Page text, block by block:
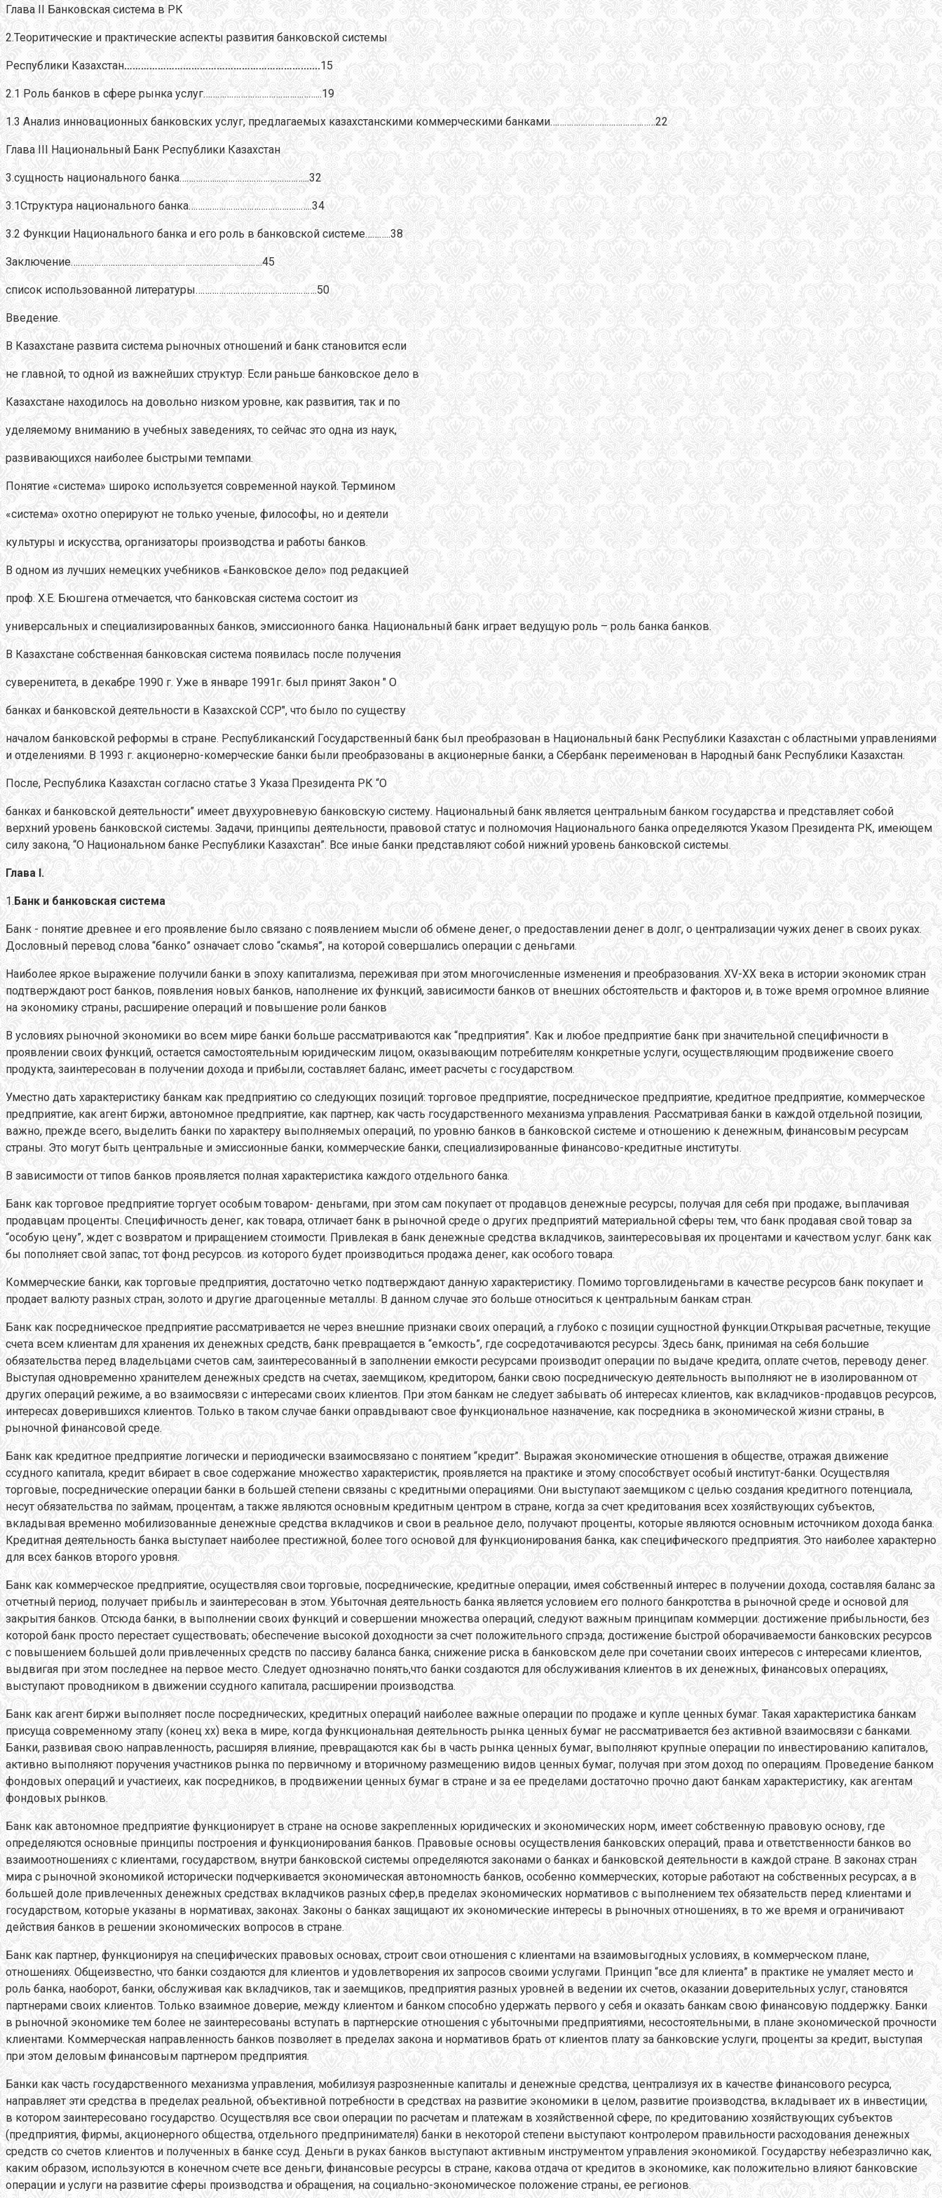
Глава II Банковская система в РК
2.Теоритические и практические аспекты развития банковской системы
Республики Казахстан……………………………………………………….......15
2.1 Роль банков в сфере рынка услуг…………………………………………...19
1.3 Анализ инновационных банковских услуг, предлагаемых казахстанскими коммерческими банками………………………………………22
Глава III Национальный Банк Республики Казахстан
3.сущность национального банка……………..………………………………...32
3.1Структура национального банка……………………………………………..34
3.2 Функции Национального банка и его роль в банковской системе………..38
Заключение……………………………………………………………………….45
список использованной литературы…………………………………………….50
Введение.
В Казахстане развита система рыночных отношений и банк становится если
не главной, то одной из важнейших структур. Если раньше банковское дело в
Казахстане находилось на довольно низком уровне, как развития, так и по
уделяемому вниманию в учебных заведениях, то сейчас это одна из наук,
развивающихся наиболее быстрыми темпами.
Понятие «система» широко используется современной наукой. Термином
«система» охотно оперируют не только ученые, философы, но и деятели
культуры и искусства, организаторы производства и работы банков.
В одном из лучших немецких учебников «Банковское дело» под редакцией
проф. Х.Е. Бюшгена отмечается, что банковская система состоит из
универсальных и специализированных банков, эмиссионного банка. Национальный банк играет ведущую роль – роль банка банков.
В Казахстане собственная банковская система появилась после получения
суверенитета, в декабре 1990 г. Уже в январе 1991г. был принят Закон " О
банках и банковской деятельности в Казахской ССР", что было по существу
началом банковской реформы в стране. Республиканский Государственный банк был преобразован в Национальный банк Республики Казахстан с областными управлениями
и отделениями. В 1993 г. акционерно-комерческие банки были преобразованы в акционерные банки, а Сбербанк переименован в Народный банк Республики Казахстан.
После, Республика Казахстан согласно статье 3 Указа Президента РК “О
банках и банковской деятельности” имеет двухуровневую банковскую систему. Национальный банк является центральным банком государства и представляет собой
верхний уровень банковской системы. Задачи, принципы деятельности, правовой статус и полномочия Национального банка определяются Указом Президента РК, имеющем
силу закона, “О Национальном банке Республики Казахстан”. Все иные банки представляют собой нижний уровень банковской системы.
Глава I.
1.Банк и банковская система
Банк - понятие древнее и его проявление было связано с появлением мысли об обмене денег, о предоставлении денег в долг, о централизации чужих денег в своих руках.
Дословный перевод слова “банко” означает слово “скамья”, на которой совершались операции с деньгами.
Наиболее яркое выражение получили банки в эпоху капитализма, переживая при этом многочисленные изменения и преобразования. XV-XX века в истории экономик стран
подтверждают рост банков, появления новых банков, наполнение их функций, зависимости банков от внешних обстоятельств и факторов и, в тоже время огромное влияние
на экономику страны, расширение операций и повышение роли банков
В условиях рыночной экономики во всем мире банки больше рассматриваются как “предприятия”. Как и любое предприятие банк при значительной специфичности в
проявлении своих функций, остается самостоятельным юридическим лицом, оказывающим потребителям конкретные услуги, осуществляющим продвижение своего
продукта, заинтересован в получении дохода и прибыли, составляет баланс, имеет расчеты с государством.
Уместно дать характеристику банкам как предприятию со следующих позиций: торговое предприятие, посредническое предприятие, кредитное предприятие, коммерческое
предприятие, как агент биржи, автономное предприятие, как партнер, как часть государственного механизма управления. Рассматривая банки в каждой отдельной позиции,
важно, прежде всего, выделить банки по характеру выполняемых операций, по уровню банков в банковской системе и отношению к денежным, финансовым ресурсам
страны. Это могут быть центральные и эмиссионные банки, коммерческие банки, специализированные финансово-кредитные институты.
В зависимости от типов банков проявляется полная характеристика каждого отдельного банка.
Банк как торговое предприятие торгует особым товаром- деньгами, при этом сам покупает от продавцов денежные ресурсы, получая для себя при продаже, выплачивая
продавцам проценты. Специфичность денег, как товара, отличает банк в рыночной среде о других предприятий материальной сферы тем, что банк продавая свой товар за
“особую цену”, ждет с возвратом и приращением стоимости. Привлекая в банк денежные средства вкладчиков, заинтересовывая их процентами и качеством услуг. банк как
бы пополняет свой запас, тот фонд ресурсов. из которого будет производиться продажа денег, как особого товара.
Коммерческие банки, как торговые предприятия, достаточно четко подтверждают данную характеристику. Помимо торговлиденьгами в качестве ресурсов банк покупает и
продает валюту разных стран, золото и другие драгоценные металлы. В данном случае это больше относиться к центральным банкам стран.
Банк как посредническое предприятие рассматривается не через внешние признаки своих операций, а глубоко с позиции сущностной функции.Открывая расчетные, текущие
счета всем клиентам для хранения их денежных средств, банк превращается в “емкость”, где сосредотачиваются ресурсы. Здесь банк, принимая на себя большие
обязательства перед владельцами счетов сам, заинтересованный в заполнении емкости ресурсами производит операции по выдаче кредита, оплате счетов, переводу денег.
Выступая одновременно хранителем денежных средств на счетах, заемщиком, кредитором, банки свою посредническую деятельность выполняют не в изолированном от
других операций режиме, а во взаимосвязи с интересами своих клиентов. При этом банкам не следует забывать об интересах клиентов, как вкладчиков-продавцов ресурсов,
интересах доверившихся клиентов. Только в таком случае банки оправдывают свое функциональное назначение, как посредника в экономической жизни страны, в
рыночной финансовой среде.
Банк как кредитное предприятие логически и периодически взаимосвязано с понятием “кредит”. Выражая экономические отношения в обществе, отражая движение
ссудного капитала, кредит вбирает в свое содержание множество характеристик, проявляется на практике и этому способствует особый институт-банки. Осуществляя
торговые, посреднические операции банки в большей степени связаны с кредитными операциями. Они выступают заемщиком с целью создания кредитного потенциала,
несут обязательства по займам, процентам, а также являются основным кредитным центром в стране, когда за счет кредитования всех хозяйствующих субъектов,
вкладывая временно мобилизованные денежные средства вкладчиков и свои в реальное дело, получают проценты, которые являются основным источником дохода банка.
Кредитная деятельность банка выступает наиболее престижной, более того основой для функционирования банка, как специфического предприятия. Это наиболее характерно
для всех банков второго уровня.
Банк как коммерческое предприятие, осуществляя свои торговые, посреднические, кредитные операции, имея собственный интерес в получении дохода, составляя баланс за
отчетный период, получает прибыль и заинтересован в этом. Убыточная деятельность банка является условием его полного банкротства в рыночной среде и основой для
закрытия банков. Отсюда банки, в выполнении своих функций и совершении множества операций, следуют важным принципам коммерции: достижение прибыльности, без
которой банк просто перестает существовать; обеспечение высокой доходности за счет положительного спрэда; достижение быстрой оборачиваемости банковских ресурсов
с повышением большей доли привлеченных средств по пассиву баланса банка; снижение риска в банковском деле при сочетании своих интересов с интересами клиентов,
выдвигая при этом последнее на первое место. Следует однозначно понять,что банки создаются для обслуживания клиентов в их денежных, финансовых операциях,
выступают проводником в движении ссудного капитала, расширении производства.
Банк как агент биржи выполняет после посреднических, кредитных операций наиболее важные операции по продаже и купле ценных бумаг. Такая характеристика банкам
присуща современному этапу (конец xx) века в мире, когда функциональная деятельность рынка ценных бумаг не рассматривается без активной взаимосвязи с банками.
Банки, развивая свою направленность, расширяя влияние, превращаются как бы в часть рынка ценных бумаг, выполняют крупные операции по инвестированию капиталов,
активно выполняют поручения участников рынка по первичному и вторичному размещению видов ценных бумаг, получая при этом доход по операциям. Проведение банком
фондовых операций и участиеих, как посредников, в продвижении ценных бумаг в стране и за ее пределами достаточно прочно дают банкам характеристику, как агентам
фондовых рынков.
Банк как автономное предприятие функционирует в стране на основе закрепленных юридических и экономических норм, имеет собственную правовую основу, где
определяются основные принципы построения и функционирования банков. Правовые основы осуществления банковских операций, права и ответственности банков во
взаимоотношениях с клиентами, государством, внутри банковской системы определяются законами о банках и банковской деятельности в каждой стране. В законах стран
мира с рыночной экономикой исторически подчеркивается экономическая автономность банков, особенно коммерческих, которые работают на собственных ресурсах, а в
большей доле привлеченных денежных средствах вкладчиков разных сфер,в пределах экономических нормативов с выполнением тех обязательств перед клиентами и
государством, которые указаны в нормативах, законах. Законы о банках защищают их экономические интересы в рыночных отношениях, в то же время и ограничивают
действия банков в решении экономических вопросов в стране.
Банк как партнер, функционируя на специфических правовых основах, строит свои отношения с клиентами на взаимовыгодных условиях, в коммерческом плане,
отношениях. Общеизвестно, что банки создаются для клиентов и удовлетворения их запросов своими услугами. Принцип “все для клиента” в практике не умаляет место и
роль банка, наоборот, банки, обслуживая как вкладчиков, так и заемщиков, предприятия разных уровней в ведении их счетов, оказании доверительных услуг, становятся
партнерами своих клиентов. Только взаимное доверие, между клиентом и банком способно удержать первого у себя и оказать банкам свою финансовую поддержку. Банки
в рыночной экономике тем более не заинтересованы вступать в партнерские отношения с убыточными предприятиями, несостоятельными, в плане экономической прочности
клиентами. Коммерческая направленность банков позволяет в пределах закона и нормативов брать от клиентов плату за банковские услуги, проценты за кредит, выступая
при этом деловым финансовым партнером предприятия.
Банки как часть государственного механизма управления, мобилизуя разрозненные капиталы и денежные средства, централизуя их в качестве финансового ресурса,
направляет эти средства в пределах реальной, объективной потребности в средствах на развитие экономики в целом, развитие производства, вкладывает их в инвестиции,
в котором заинтересовано государство. Осуществляя все свои операции по расчетам и платежам в хозяйственной сфере, по кредитованию хозяйствующих субъектов
(предприятия, фирмы, акционерного общества, отдельного предпринимателя) банки в некоторой степени выступают контролером правильности расходования денежных
средств со счетов клиентов и полученных в банке ссуд. Деньги в руках банков выступают активным инструментом управления экономикой. Государству небезразлично как,
каким образом, используются в конечном счете все деньги, финансовые ресурсы в стране, какова отдача от кредитов в экономике, как положительно влияют банковские
операции и услуги на развитие сферы производства и обращения, на социально-экономическое положение страны, ее регионов.